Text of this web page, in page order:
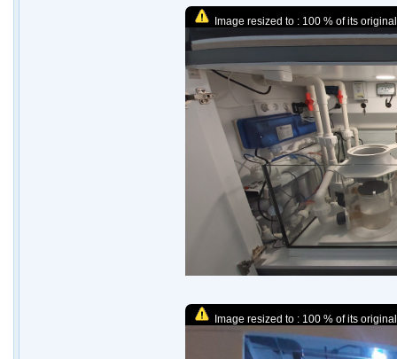
Image resized to : 100 % of its
Image resized to : 100 % of its